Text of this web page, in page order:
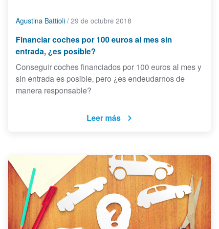
Agustina Battioli / 29 de octubre 2018
Financiar coches por 100 euros al mes sin
entrada, ¿es posible?
Conseguir coches financiados por 100 euros al mes y
sin entrada es posible, pero ¿es endeudarnos de
manera responsable?
Leer más